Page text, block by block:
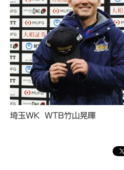
埼玉WK WTB竹山晃暉